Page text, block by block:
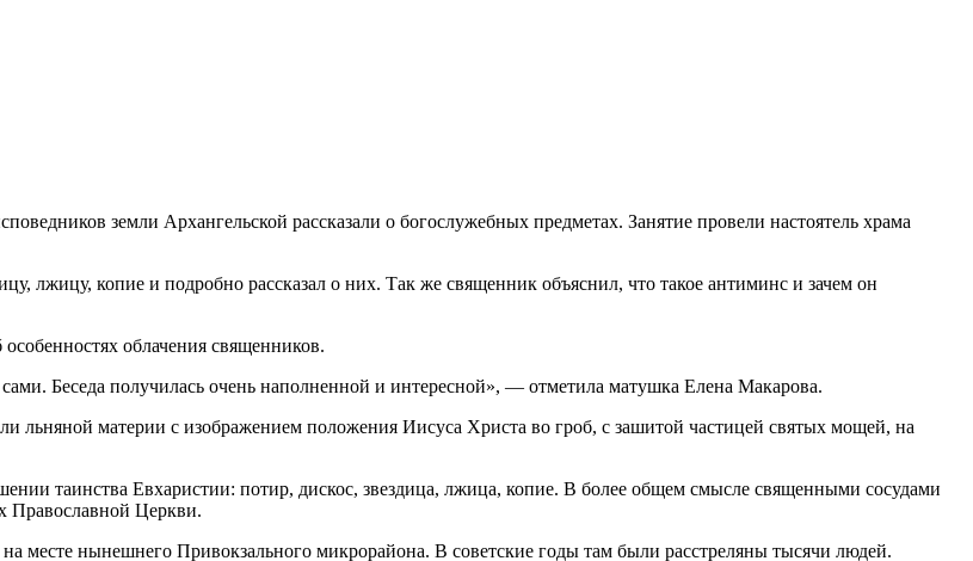
земли Архангельской рассказали о богослужебных предметах. Занятие провели настоятель храма
лжицу, копие и подробно рассказал о них. Так же священник объяснил, что такое антиминс и зачем он
облачения священников.
Беседа получилась очень наполненной и интересной», — отметила матушка Елена Макарова.
льняной материи с изображением положения Иисуса Христа во гроб, с зашитой частицей святых мощей, на
таинства Евхаристии: потир, дискос, звездица, лжица, копие. В более общем смысле священными сосудами
Православной Церкви.
месте нынешнего Привокзального микрорайона. В советские годы там были расстреляны тысячи людей.